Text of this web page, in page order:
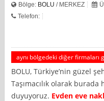
Bölge: BOLU / MERKEZ
Telefon:
aynı bölgedeki diğer firmaları
BOLU, Türkiye’nin güzel
Taşımacılık olarak
duyuyoruz. Evden eve